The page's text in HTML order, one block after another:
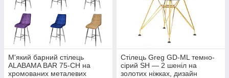
М'який барний стілець
ALABAMA BAR 75-CH на
хромованих металевих
Стілець Greg GD-ML темно-
сірий SH — 2 шеніл на
золотих ніжках, дизайн